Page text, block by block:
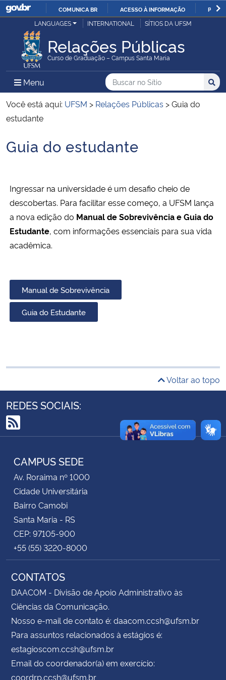
IR
O
COMUNICA BR ACESSO À INFORMAÇÃO
Ministério da Justiça e Segurança Pública
Ministério da Defesa
Ministério das Relações Exteriores
Ministério da Infraestrutura
Ministério da Educação
Ministério da Cidadania
Ministério de Minas e Energia
Ministério da Ciência, Tecnologia, Inovações e Comunicações
Ministério do Turismo
Controladoria-Geral da União
Secretaria-Geral
Secretaria de Governo
Gabinete de Segurança Institucional
Banco Central do Brasil
Planalto
LANGUAGES INTERNATIONAL SÍTIOS DA UFSM
Relações Públicas
Curso de Graduação – Campus Santa Maria
Menu Menu Principal do Sítio
Busca
Buscar no no Sítio
Busca:
Você está aqui: UFSM > Relações Públicas >Guia do
estudante
Início do conteúdo
Guia do estudante
Ingressar na universidade é um desafio cheio de
descobertas. Para facilitar esse começo, a UFSM lança
a nova edição do Manual de Sobrevivência e Guia do
Estudante, com informações essenciais para sua vida
acadêmica.
Manual de Sobrevivência
Guia do Estudante
Voltar ao topo
REDES SOCIAIS:
RSS
CAMPUS SEDE
Av. Roraima nº 1000
Cidade Universitária
Bairro Camobi
Santa Maria - RS
CEP: 97105-900
+55 (55) 3220-8000
CONTATOS
DAACOM - Divisão de Apoio Administrativo às
Ciências da Comunicação.
Nosso e-mail de contato é: daacom.ccsh@ufsm.br
Para assuntos relacionados à estágios é:
estagioscom.ccsh@ufsm.br
Email do coordenador(a) em exercício:
coordrp.ccsh@ufsm.br